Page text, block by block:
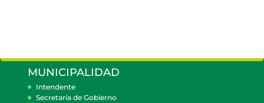
MUNICIPALIDAD
Intendente
Secretaría de Gobierno